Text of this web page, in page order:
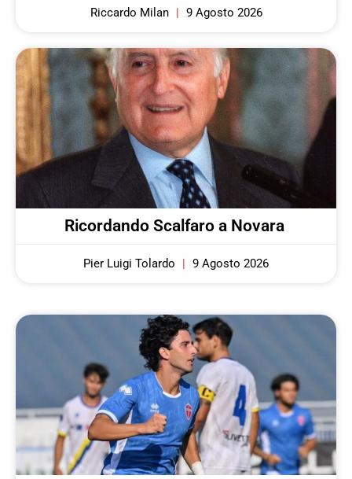
Riccardo Milan 9 Agosto 2026
Ricordando Scalfaro a Novara
Pier Luigi Tolardo 9 Agosto 2026